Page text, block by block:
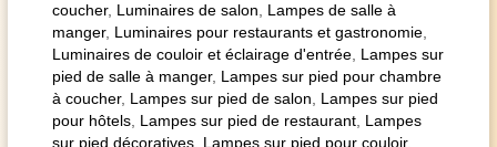
coucher, Luminaires de salon
Lampes de salle à
manger, Luminaires pour restaurants et gastronomie
Luminaires de couloir et éclairage d'entrée Lampes sur
pied de salle à manger, Lampes sur pied pour chambre
à coucher, Lampes sur pied de salon
Lampes sur pied
pour hôtels Lampes sur pied de restaurant Lampes
sur pied décoratives Lampes sur pied pour couloir,